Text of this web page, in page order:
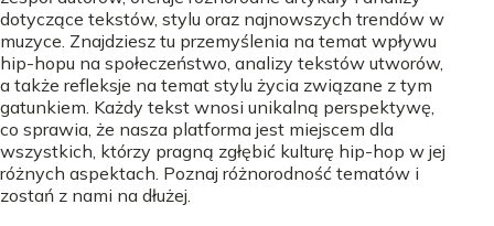
dotyczące tekstów, stylu oraz najnowszych trendów w
muzyce. Znajdziesz tu przemyślenia na temat wpływu
hip-hopu na społeczeństwo, analizy tekstów utworów,
a także refleksje na temat stylu życia związane z tym
gatunkiem. Każdy tekst wnosi unikalną perspektywę,
co sprawia, że nasza platforma jest miejscem dla
wszystkich, którzy pragną zgłębić kulturę hip-hop w jej
różnych aspektach. Poznaj różnorodność tematów i
zostań z nami na dłużej.